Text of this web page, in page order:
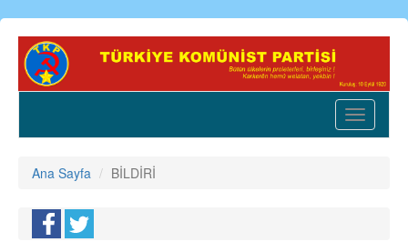
Ana
içeriğe
Toggle
Ana Sayfa BİLDİRİ